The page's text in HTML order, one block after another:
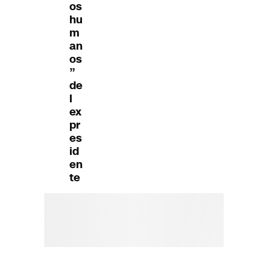
os
hu
m
an
os
”
de
l
ex
pr
es
id
en
te